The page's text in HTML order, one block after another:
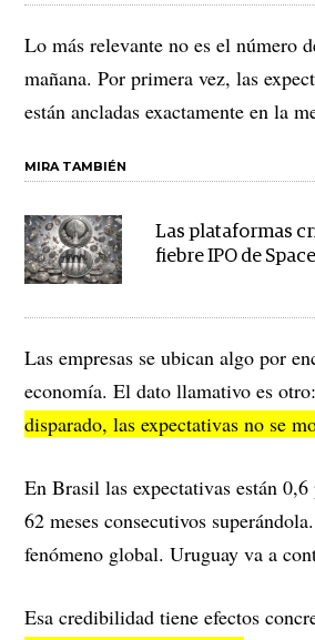
Lo más relevante no es el número
mañana. Por primera vez, las
están ancladas exactamente en la
MIRA TAMBIÉN
Las plataformas
fiebre IPO de
Las empresas se ubican algo por
economía. El dato llamativo es otro:
disparado, las expectativas no se
En Brasil las expectativas están
62 meses consecutivos
fenómeno global. Uruguay va a
Esa credibilidad tiene efectos